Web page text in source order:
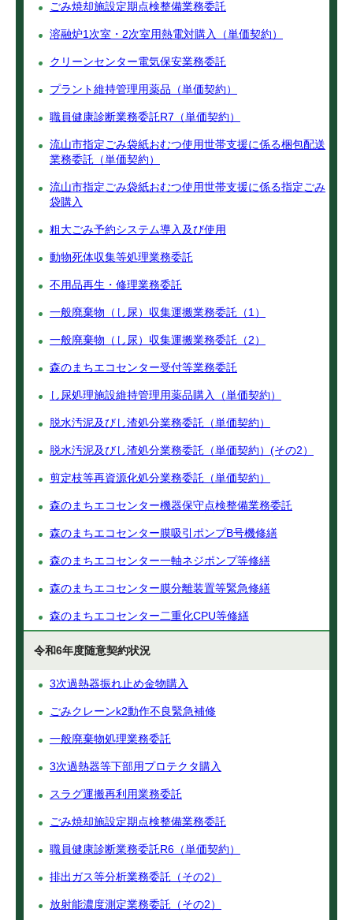
ごみ焼却施設定期点検整備業務委託
溶融炉1次室・2次室用熱電対購入（単価契約）
クリーンセンター電気保安業務委託
プラント維持管理用薬品（単価契約）
職員健康診断業務委託R7（単価契約）
流山市指定ごみ袋紙おむつ使用世帯支援に係る梱包配送
業務委託（単価契約）
流山市指定ごみ袋紙おむつ使用世帯支援に係る指定ごみ
袋購入
粗大ごみ予約システム導入及び使用
動物死体収集等処理業務委託
不用品再生・修理業務委託
一般廃棄物（し尿）収集運搬業務委託（1）
一般廃棄物（し尿）収集運搬業務委託（2）
森のまちエコセンター受付等業務委託
し尿処理施設維持管理用薬品購入（単価契約）
脱水汚泥及びし渣処分業務委託（単価契約）
脱水汚泥及びし渣処分業務委託（単価契約）(その2）
剪定枝等再資源化処分業務委託（単価契約）
森のまちエコセンター機器保守点検整備業務委託
森のまちエコセンター膜吸引ポンプB号機修繕
森のまちエコセンター一軸ネジポンプ等修繕
森のまちエコセンター膜分離装置等緊急修繕
森のまちエコセンター二重化CPU等修繕
令和6年度随意契約状況
3次過熱器振れ止め金物購入
ごみクレーンk2動作不良緊急補修
一般廃棄物処理業務委託
3次過熱器等下部用プロテクタ購入
スラグ運搬再利用業務委託
ごみ焼却施設定期点検整備業務委託
職員健康診断業務委託R6（単価契約）
排出ガス等分析業務委託（その2）
放射能濃度測定業務委託（その2）